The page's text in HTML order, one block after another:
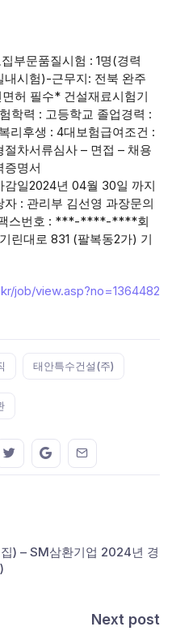
부문품질시험 : 1명(경력
시험)-근무지: 전북 완주
허 필수* 건설재료시험기
학력 : 고등학교 졸업경력 :
리후생 : 4대보험급여조건 :
차서류심사 – 면접 – 채용
증명서
일2024년 04월 30일 까지
: 관리부 김선영 과장문의
스번호 : ***-****-****회
린대로 831 (팔복동2가) 기
job/view.asp?no=1364482
태안특수건설(주)
this on FaceBook
Share this on Twitter
Share this on GMail
Share this on
) – SM삼환기업 2024년 경
Next post